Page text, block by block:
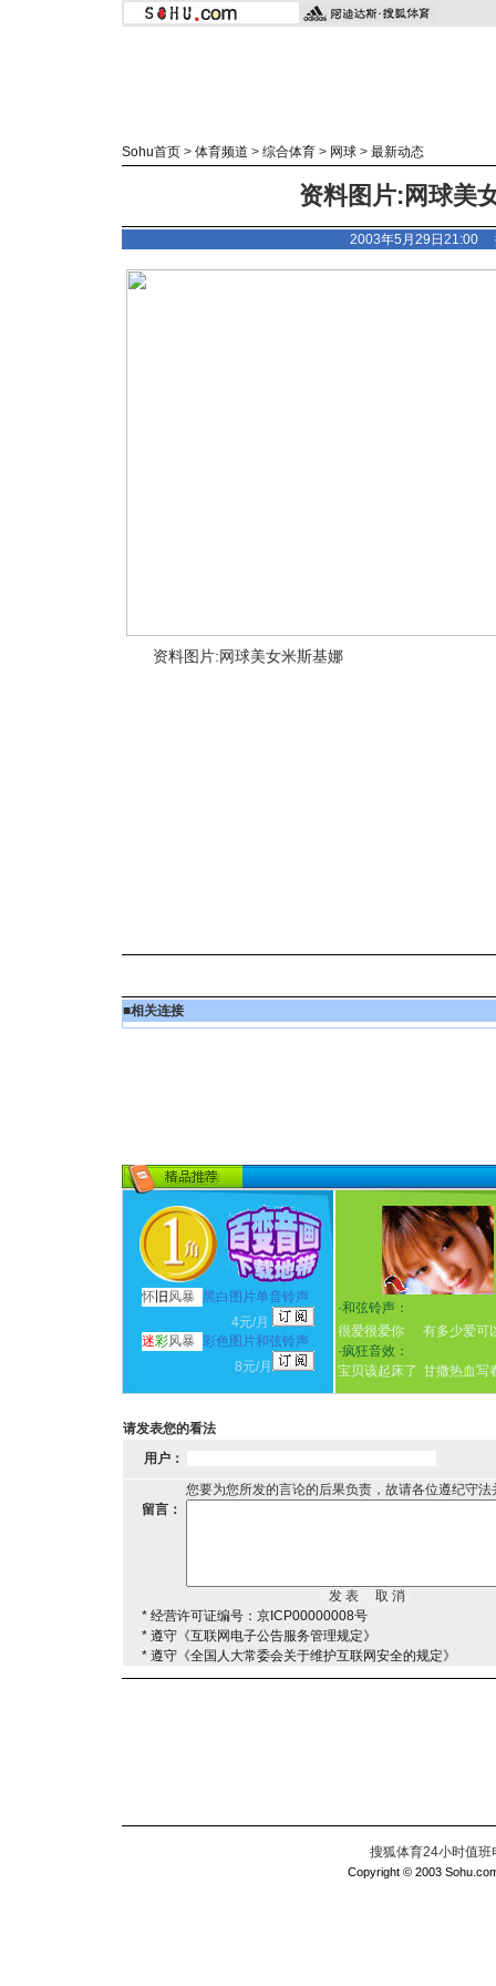
Sohu首页 > 体育频道 > 综合体育 > 网球 > 最新动态
资料图片:网球美
2003年5月29日21:00
资料图片:网球美女米斯基娜
■相关连接
怀 旧 风暴
黑白图片单音铃声
4元/月
迷彩风暴 彩色图片和弦铃声
8元/月
·和弦铃声：
很爱很爱你
有多少爱可
·疯狂音效：
宝贝该起床了 甘撒热血写
请发表您的看法
用户：
您要为您所发的言论的后果负责，故请各位遵纪守
留言：
* 经营许可证编号：京ICP00000008号
* 遵守《互联网电子公告服务管理规定》
* 遵守《全国人大常委会关于维护互联网安全的规定》
搜狐体育24小时值
Copyright © 2003